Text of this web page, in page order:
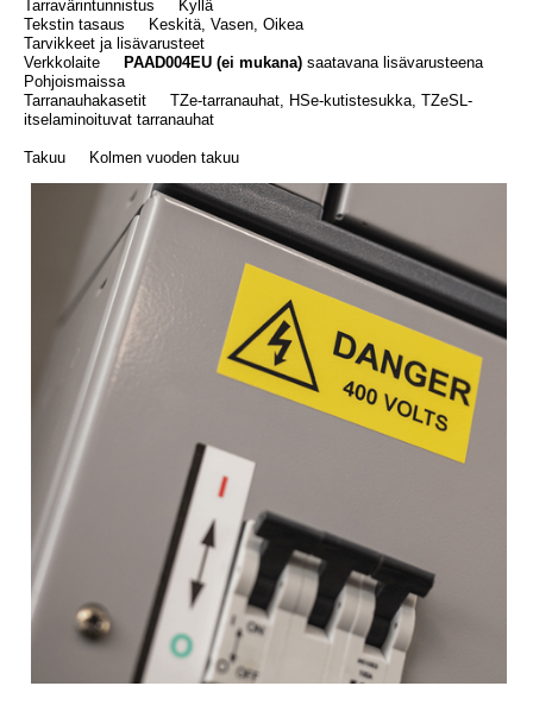
Tarravärintunnistus Kyllä
Tekstin tasaus Keskitä, Vasen, Oikea
Tarvikkeet ja lisävarusteet
Verkkolaite PAAD004EU (ei mukana) saatavana lisävarusteena
Pohjoismaissa
Tarranauhakasetit TZe-tarranauhat, HSe-kutistesukka, TZeSL-
itselaminoituvat tarranauhat
Takuu Kolmen vuoden takuu